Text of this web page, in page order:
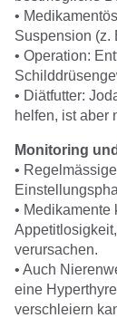
•
Suspension (z.
• Operation:
• Diätfutter:
helfen, ist aber
Monitoring
•
•
verursachen.
• Auch
eine
verschleiern